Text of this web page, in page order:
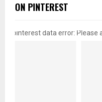
ON PINTEREST
pinterest data error: Please